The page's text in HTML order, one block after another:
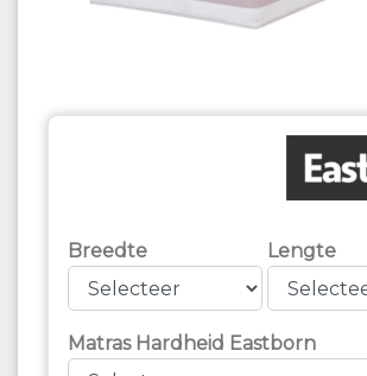
Breedte Lengte
Matras Hardheid Eastborn